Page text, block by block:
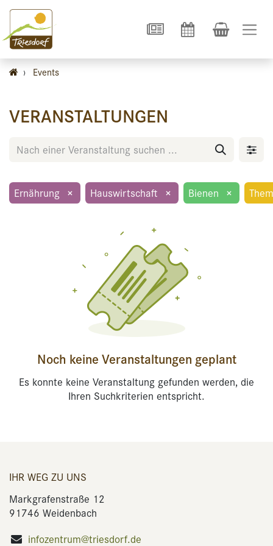
› Events
VERANSTALTUNGEN
Ernährung × Hauswirtschaft × Bienen ×
Noch keine Veranstaltungen geplant
Es konnte keine Veranstaltung gefunden werden, die
Ihren Suchkriterien entspricht.
IHR WEG ZU UNS
Markgrafenstraße 12
91746 Weidenbach
infozentrum@triesdorf.de